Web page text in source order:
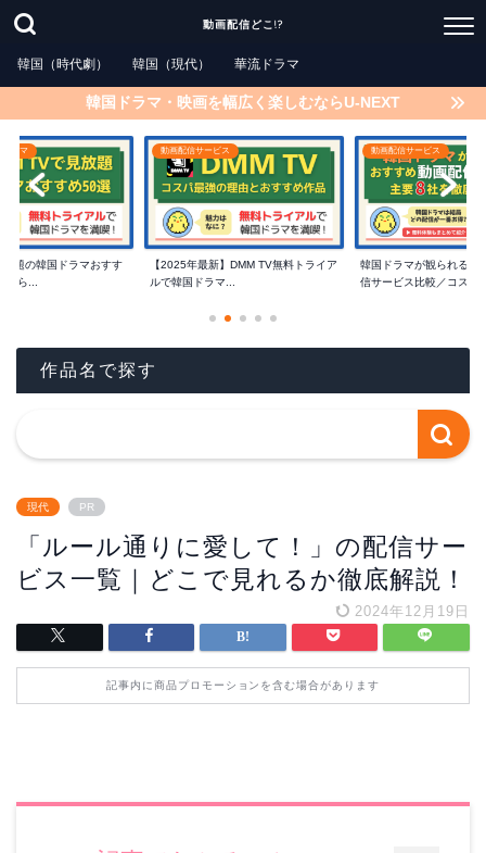
動画配信どこ!?
韓国（時代劇） 韓国（現代） 華流ドラマ
韓国ドラマ・映画を幅広く楽しむならU-NEXT
】DMM TV無料トライア
マ...
動画配信サービス
韓国ドラマが観られるおすすめ動画配
信サービス比較／コスパ...
おすすめ韓国ドラマ
タイムスリップ韓国ドラ
選｜タイムリープ・タ...
作品名で探す
現代 PR
「ルール通りに愛して！」の配信サー
ビス一覧｜どこで見れるか徹底解説！
2024年12月19日
記事内に商品プロモーションを含む場合があります